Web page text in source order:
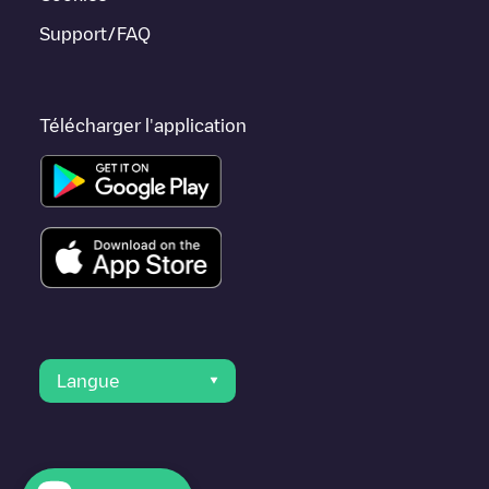
dansHonolulu County
Support/FAQ
Télécharger l'application
Langue